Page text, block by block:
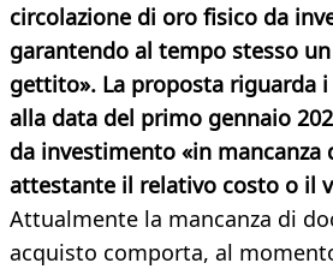
circolazione di oro fisico da
garantendo al tempo stesso
gettito». La proposta riguarda
alla data del primo gennaio
da investimento «in mancanza
attestante il relativo costo o il
Attualmente la mancanza di
acquisto comporta, al